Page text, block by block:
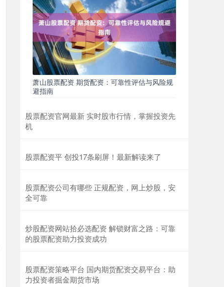
萧山股票配资 期货配资：可靠性评估与风险规
避指南
股票配资官网最新 实时股市行情，掌握投资先
机
股票配资平 创投17条刷屏！最新解读来了
股票配资公司有哪些 正规配资，网上炒股，安
全可靠
炒股配资网站拾必选配资 解锁财富之路：可靠
的股票配资助力投资成功
股票配资策略平台 国内期货配资交易平台：助
力投资者掘金期货市场